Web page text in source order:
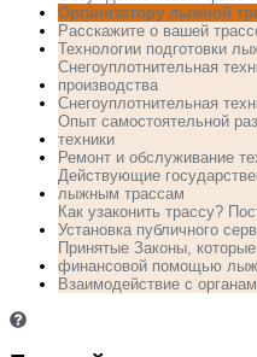
Организатору лыжной
Расскажите о вашей
Технологии подготовки
Снегоуплотнительная
производства
Снегоуплотнительная
Опыт самостоятельной
техники
Ремонт и обслуживание
Действующие
лыжным трассам
Как узаконить трассу?
Установка публичного
Принятые Законы,
финансовой помощью
Взаимодействие с